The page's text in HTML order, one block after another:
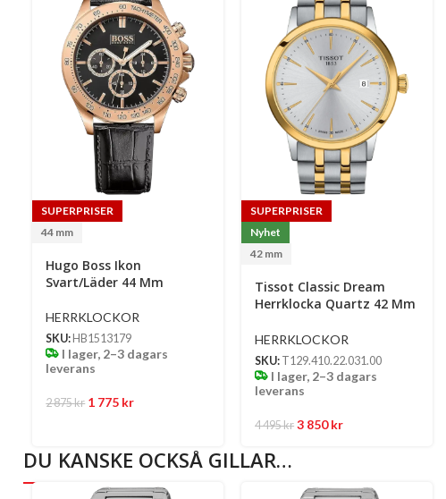
SUPERPRISER
44 mm
Hugo Boss Ikon
Svart/Läder 44 Mm
HERRKLOCKOR
SKU: HB1513179
I lager, 2–3 dagars
leverans
2 875kr 1 775 kr
SUPERPRISER
Nyhet
42 mm
Tissot Classic Dream
Herrklocka Quartz 42 Mm
Med Bicolor Boett Och
Stållänk
HERRKLOCKOR
SKU: T129.410.22.031.00
I lager, 2–3 dagars
leverans
4 495kr 3 850kr
DU KANSKE OCKSÅ GILLAR…